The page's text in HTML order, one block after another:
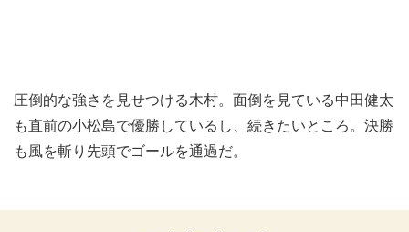
圧倒的な強さを見せつける木村。面倒を見ている中田健太
も直前の小松島で優勝しているし、続きたいところ。決勝
も風を斬り先頭でゴールを通過だ。